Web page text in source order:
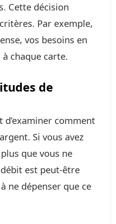
Cette décision
Par exemple,
vos besoins en
chaque carte.
de
d’examiner comment
Si vous avez
que vous ne
est peut-être
ne dépenser que ce